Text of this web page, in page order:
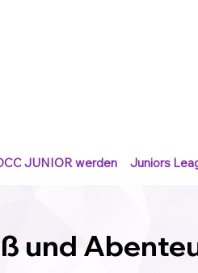
JUNIOR werden Juniors
und